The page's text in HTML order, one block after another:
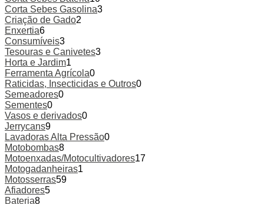
Corta Sebes Gasolina3
Criação de Gado2
Enxertia6
Consumíveis3
Tesouras e Canivetes3
Horta e Jardim1
Ferramenta Agrícola0
Raticidas, Insecticidas e Outros0
Semeadores0
Sementes0
Vasos e derivados0
Jerrycans9
Lavadoras Alta Pressão0
Motobombas8
Motoenxadas/Motocultivadores17
Motogadanheiras1
Motosserras59
Afiadores5
Bateria8